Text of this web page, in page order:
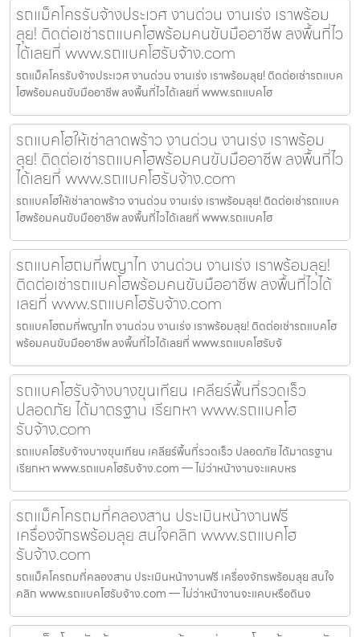
รถแม็คโครรับจ้างประเวศ งานด่วน งานเร่ง เราพร้อม
ลุย! ติดต่อเช่ารถแบคโฮพร้อมคนขับมืออาชีพ ลงพื้นที่ไว
ได้เลยที่ www.รถแบคโฮรับจ้าง.com
รถแม็คโครรับจ้างประเวศ งานด่วน งานเร่ง เราพร้อมลุย! ติดต่อเช่ารถแบค
โฮพร้อมคนขับมืออาชีพ ลงพื้นที่ไวได้เลยที่ www.รถแบคโฮ
รถแบคโฮให้เช่าลาดพร้าว งานด่วน งานเร่ง เราพร้อม
ลุย! ติดต่อเช่ารถแบคโฮพร้อมคนขับมืออาชีพ ลงพื้นที่ไว
ได้เลยที่ www.รถแบคโฮรับจ้าง.com
รถแบคโฮให้เช่าลาดพร้าว งานด่วน งานเร่ง เราพร้อมลุย! ติดต่อเช่ารถแบค
โฮพร้อมคนขับมืออาชีพ ลงพื้นที่ไวได้เลยที่ www.รถแบคโฮ
รถแบคโฮถมที่พญาไท งานด่วน งานเร่ง เราพร้อมลุย!
ติดต่อเช่ารถแบคโฮพร้อมคนขับมืออาชีพ ลงพื้นที่ไวได้
เลยที่ www.รถแบคโฮรับจ้าง.com
รถแบคโฮถมที่พญาไท งานด่วน งานเร่ง เราพร้อมลุย! ติดต่อเช่ารถแบคโฮ
พร้อมคนขับมืออาชีพ ลงพื้นที่ไวได้เลยที่ www.รถแบคโฮรับจ้
รถแบคโฮรับจ้างบางขุนเทียน เคลียร์พื้นที่รวดเร็ว
ปลอดภัย ได้มาตรฐาน เรียกหา www.รถแบคโฮ
รับจ้าง.com
รถแบคโฮรับจ้างบางขุนเทียน เคลียร์พื้นที่รวดเร็ว ปลอดภัย ได้มาตรฐาน
เรียกหา www.รถแบคโฮรับจ้าง.com — ไม่ว่าหน้างานจะแคบหร
รถแม็คโครถมที่คลองสาน ประเมินหน้างานฟรี
เครื่องจักรพร้อมลุย สนใจคลิก www.รถแบคโฮ
รับจ้าง.com
รถแม็คโครถมที่คลองสาน ประเมินหน้างานฟรี เครื่องจักรพร้อมลุย สนใจ
คลิก www.รถแบคโฮรับจ้าง.com — ไม่ว่าหน้างานจะแคบหรือดินจ